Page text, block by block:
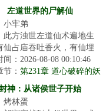
觉火烧天！
左道世界的尸解仙
小牢弟
此方浊世左道仙术遍地生
仙占庙吞吐香火，有仙埋
走脚，有仙游街采生折
仙化身万千...
间：2026-08-08 00:10:46
： 第231章 道心破碎的妖
神：从诸侯世子开始
烤林蛋